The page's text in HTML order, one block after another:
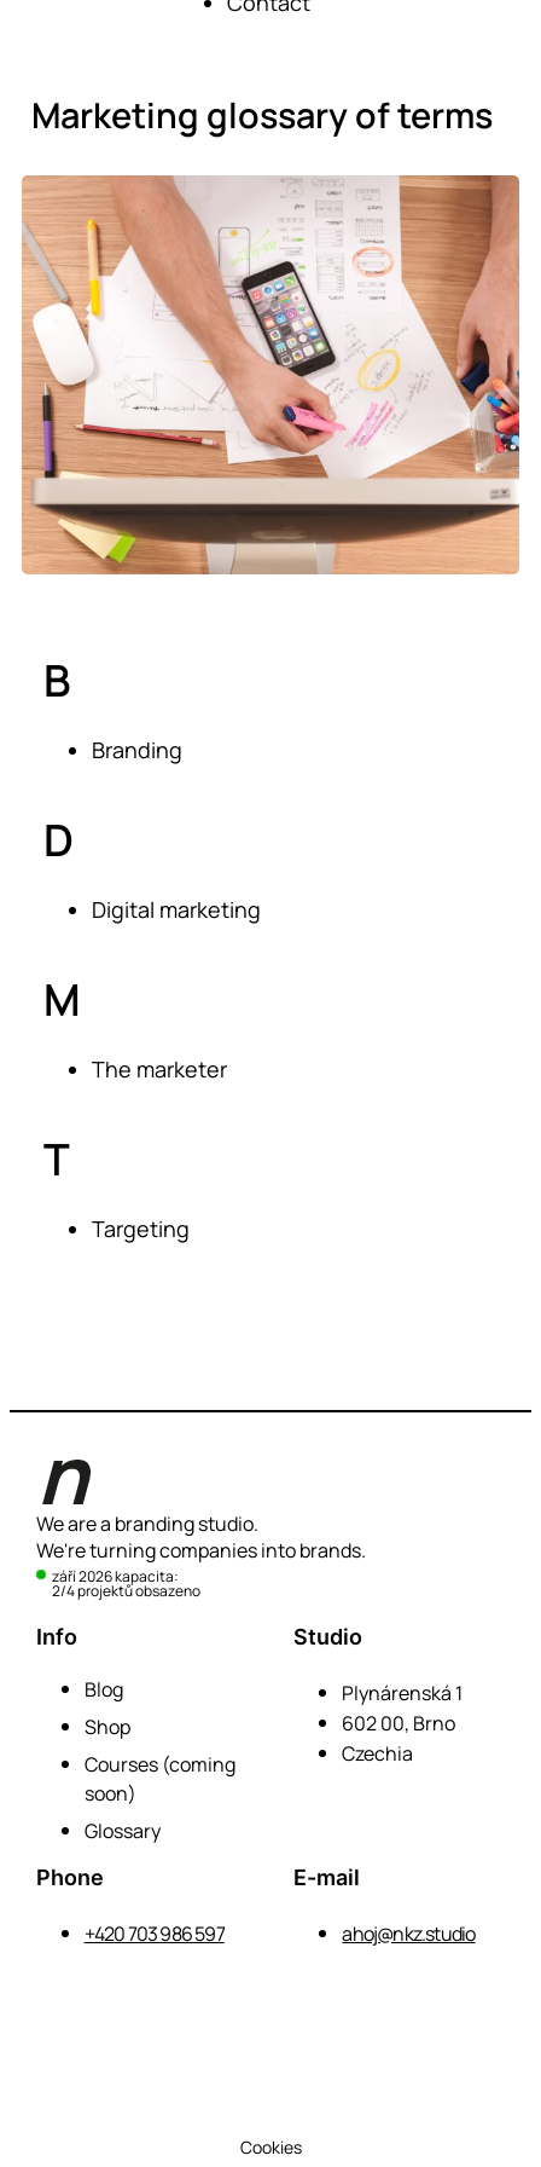
Marketing glossary of terms
B
Branding
D
Digital marketing
M
The marketer
T
Targeting
We are a branding studio.
We're turning companies into brands.
září 2026 kapacita:
2/4 projektů obsazeno
Info
Blog
Shop
Courses (coming
soon)
Glossary
Studio
Plynárenská 1
602 00, Brno
Czechia
Phone
+420 703 986 597
E-mail
ahoj@nkz.studio
Cookies